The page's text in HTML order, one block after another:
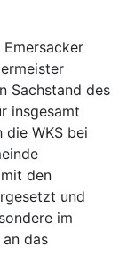
Sachstand des
insgesamt
WKS bei
den
und
im
das